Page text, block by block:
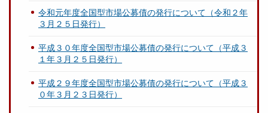
令和元年度全国型市場公募債の発行について（令和２年
３月２５日発行）
平成３０年度全国型市場公募債の発行について（平成３
１年３月２５日発行）
平成２９年度全国型市場公募債の発行について（平成３
０年３月２３日発行）